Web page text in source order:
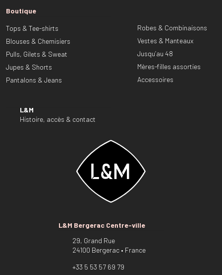
Boutique
Tops & Tee-shirts
Blouses & Chemisiers
Pulls, Gilets & Sweat
Jupes & Shorts
Pantalons & Jeans
L&M
Histoire, accès & contact
Robes & Combinaisons
Vestes & Manteaux
Jusqu’au 48
Mères-filles assorties
Accessoires
L&M Bergerac Centre-ville
29, Grand Rue
24100 Bergerac • France
+33 5 53 57 69 79